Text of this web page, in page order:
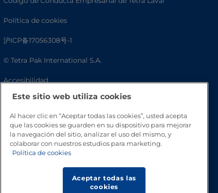
Política de cookies
沪ICP备17056308号-1
© Tetra Pak International S.A.
Accesibilidad
Preguntas frecuentes
Este sitio web utiliza cookies
Al hacer clic en “Aceptar todas las cookies”, usted acepta
que las cookies se guarden en su dispositivo para mejorar
la navegación del sitio, analizar el uso del mismo, y
colaborar con nuestros estudios para marketing.
Política de cookies
Aceptar todas las
cookies